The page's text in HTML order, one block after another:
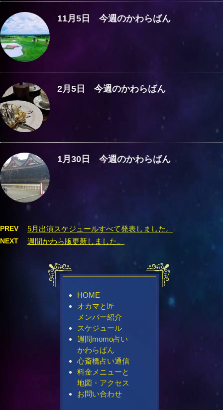
11月5日 今週のかわらばん
2月5日 今週のかわらばん
1月30日 今週のかわらばん
PREV 5月出演スケジュールすべて発表しました。
NEXT 週間かわら版更新しました。
HOME
オカマと匠
メンバー紹介
スケジュール
週間momo占い
かわらばん
心斎橋占い通信
料金メニューと
地図・アクセス
お問い合わせ